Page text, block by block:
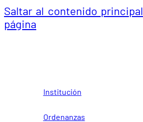
Saltar al contenido principal
página
Institución
Ordenanzas